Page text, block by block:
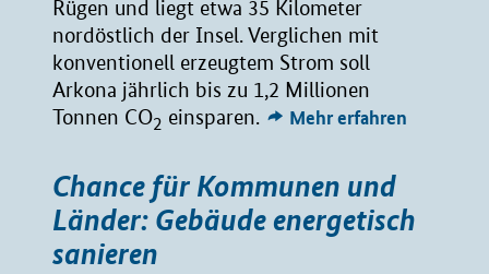
Rügen und liegt etwa 35 Kilometer
nordöstlich der Insel. Verglichen mit
konventionell erzeugtem Strom soll
Arkona jährlich bis zu 1,2 Millionen
Tonnen CO2 einsparen. Mehr erfahren
Chance für Kommunen und
Länder: Gebäude energetisch
sanieren